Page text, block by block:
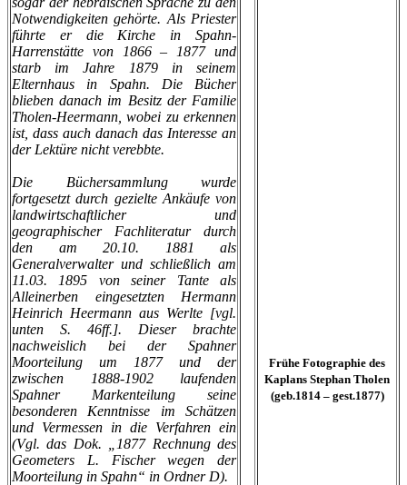
Notwendigkeiten gehörte. Als Priester
führte er die Kirche in Spahn-
Harrenstätte von 1866 – 1877 und
starb im Jahre 1879 in seinem
Elternhaus in Spahn. Die Bücher
blieben danach im Besitz der Familie
Tholen-Heermann, wobei zu erkennen
ist, dass auch danach das Interesse an
der Lektüre nicht verebbte.
Die Büchersammlung wurde
fortgesetzt durch gezielte Ankäufe von
landwirtschaftlicher und
geographischer Fachliteratur durch
den am 20.10. 1881 als
Generalverwalter und schließlich am
11.03. 1895 von seiner Tante als
Alleinerben eingesetzten Hermann
Heinrich Heermann aus Werlte [vgl.
unten S. 46ff.]. Dieser brachte
nachweislich bei der Spahner
Moorteilung um 1877 und der
zwischen 1888-1902 laufenden
Spahner Markenteilung seine
besonderen Kenntnisse im Schätzen
und Vermessen in die Verfahren ein
(Vgl. das Dok. „1877 Rechnung des
Geometers L. Fischer wegen der
Moorteilung in Spahn“ in Ordner D).
Frühe Fotographie des
Kaplans Stephan Tholen
(geb.1814 – gest.1877)